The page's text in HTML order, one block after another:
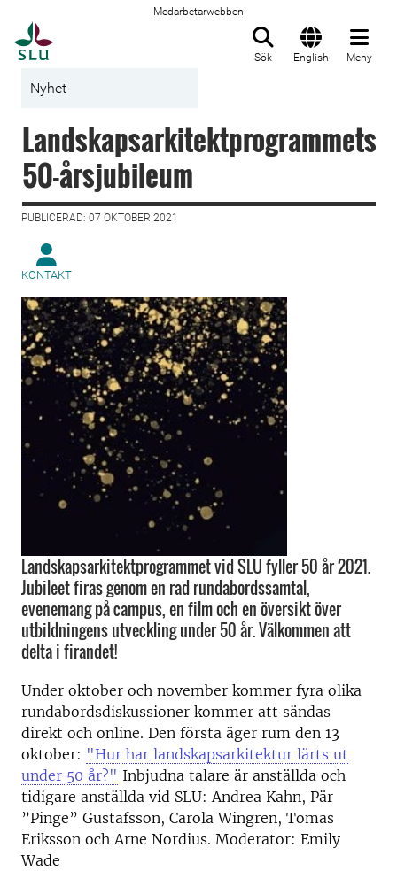
Medarbetarwebben
Sök English Meny
Nyhet
Landskapsarkitektprogrammets
50-årsjubileum
PUBLICERAD: 07 OKTOBER 2021
KONTAKT
Landskapsarkitektprogrammet vid SLU fyller 50 år 2021.
Jubileet firas genom en rad rundabordssamtal,
evenemang på campus, en film och en översikt över
utbildningens utveckling under 50 år. Välkommen att
delta i firandet!
Under oktober och november kommer fyra olika
rundabordsdiskussioner kommer att sändas
direkt och online. Den första äger rum den 13
oktober: "Hur har landskapsarkitektur lärts ut
under 50 år?" Inbjudna talare är anställda och
tidigare anställda vid SLU: Andrea Kahn, Pär
”Pinge” Gustafsson, Carola Wingren, Tomas
Eriksson och Arne Nordius. Moderator: Emily
Wade